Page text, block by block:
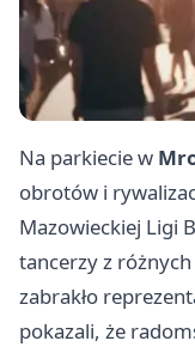
Na parkiecie w
obrotów i
Mazowieckiej Ligi
tancerzy z
zabrakło
pokazali, że